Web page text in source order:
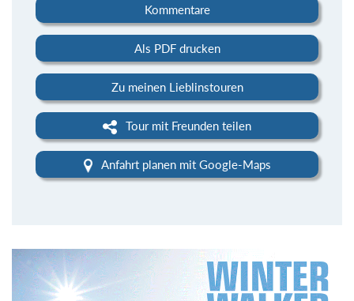
Kommentare
Als PDF drucken
Zu meinen Lieblinstouren
Tour mit Freunden teilen
Anfahrt planen mit Google-Maps